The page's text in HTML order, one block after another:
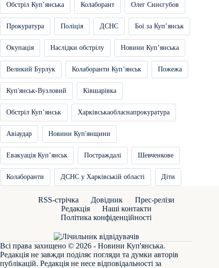
Обстріл Купʼянська Колаборант Олег Синєгубов
Прокуратура Поліція ДСНС Бої за Купʼянськ
Окупація Наслідки обстрілу Новини Купʼянська
Великий Бурлук Колаборанти Купʼянськ Пожежа
Куп'янськ-Вузловий Ківшарівка
Обстріл Купʼянськ Харківськаобласнапрокуратура
Авіаудар Новини Куп'янщини
Евакуація Купʼянськ Постраждалі Шевченкове
Колаборанти ДСНС у Харківській області Діти
RSS-стрічка Довідник
Прес-релізи
Редакція
Наші контакти
Політика конфіденційності
Всі права захищено © 2026 - Новини Куп'янська.
Редакція не завжди поділяє погляди та думки авторів
публікацій. Редакція не несе відповідальності за